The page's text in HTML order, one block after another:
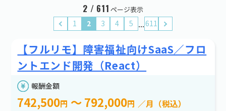
初めてご利用の企業さまへ
お役立ち情報
e案件とは？ 新着情報
業種・職種を選択する
エリア
エリアを選択する
2 / 611 ページ表示
1 2 3 4 5 ...611
【フルリモ】障害福祉向けSaaS／フロ
ントエンド開発（React）
報酬金額
742,500円 ～ 792,000円 ／月（税込）